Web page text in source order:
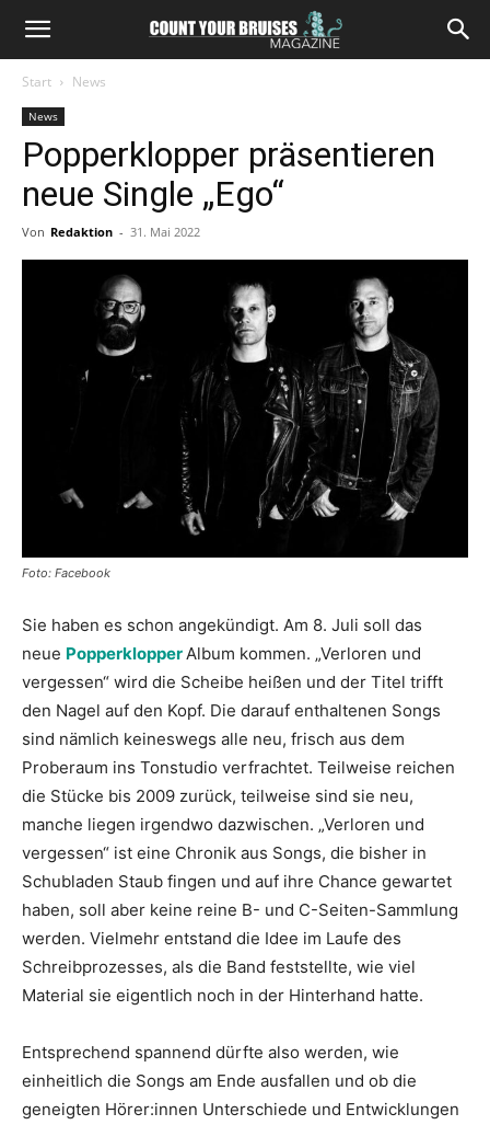
Start News
News
Popperklopper präsentieren
neue Single „Ego“
Von Redaktion - 31. Mai 2022
Foto: Facebook
Sie haben es schon angekündigt. Am 8. Juli soll das
neue Popperklopper Album kommen. „Verloren und
vergessen“ wird die Scheibe heißen und der Titel trifft
den Nagel auf den Kopf. Die darauf enthaltenen Songs
sind nämlich keineswegs alle neu, frisch aus dem
Proberaum ins Tonstudio verfrachtet. Teilweise reichen
die Stücke bis 2009 zurück, teilweise sind sie neu,
manche liegen irgendwo dazwischen. „Verloren und
vergessen“ ist eine Chronik aus Songs, die bisher in
Schubladen Staub fingen und auf ihre Chance gewartet
haben, soll aber keine reine B- und C-Seiten-Sammlung
werden. Vielmehr entstand die Idee im Laufe des
Schreibprozesses, als die Band feststellte, wie viel
Material sie eigentlich noch in der Hinterhand hatte.
Entsprechend spannend dürfte also werden, wie
einheitlich die Songs am Ende ausfallen und ob die
geneigten Hörer:innen Unterschiede und Entwicklungen